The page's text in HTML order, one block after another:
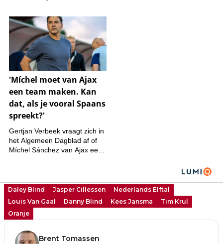
Daley Blind Jasper Cillessen
Nederlands Elftal
Louis Van Gaal
Danny Blind Kees Jansma
Tim Krul
Oranje
Brent Tomassen